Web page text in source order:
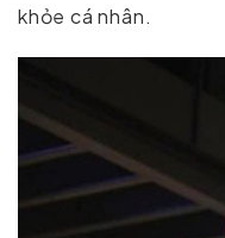
khỏe cá nhân.